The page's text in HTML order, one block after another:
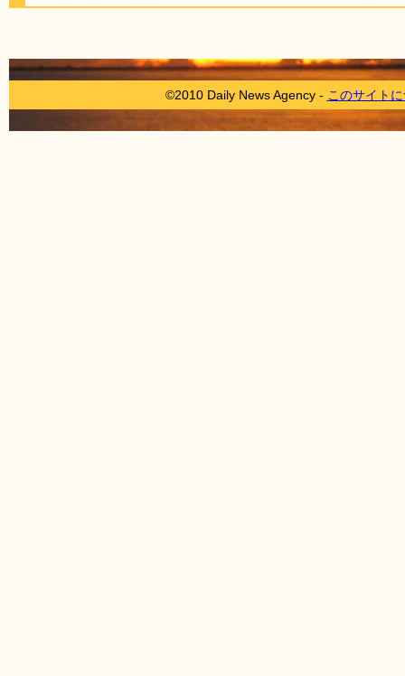
©2010 Daily News Agency - このサイト